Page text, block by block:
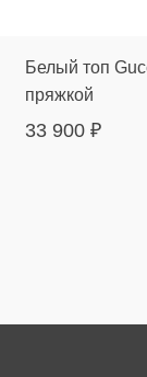
Белый топ
пряжкой
33 900 ₽